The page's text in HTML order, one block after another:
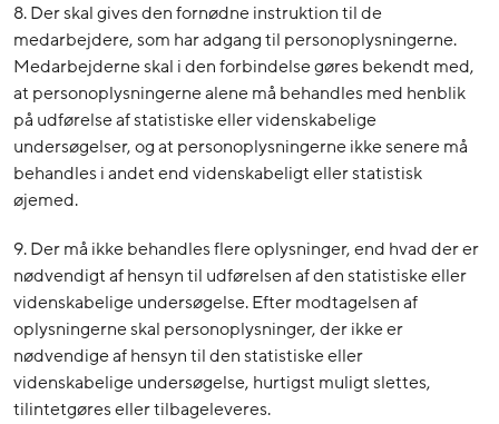
8. Der skal gives den fornødne instruktion til de
medarbejdere, som har adgang til personoplysningerne.
Medarbejderne skal i den forbindelse gøres bekendt med,
at personoplysningerne alene må behandles med henblik
på udførelse af statistiske eller videnskabelige
undersøgelser, og at personoplysningerne ikke senere må
behandles i andet end videnskabeligt eller statistisk
øjemed.
9. Der må ikke behandles flere oplysninger, end hvad der er
nødvendigt af hensyn til udførelsen af den statistiske eller
videnskabelige undersøgelse. Efter modtagelsen af
oplysningerne skal personoplysninger, der ikke er
nødvendige af hensyn til den statistiske eller
videnskabelige undersøgelse, hurtigst muligt slettes,
tilintetgøres eller tilbageleveres.